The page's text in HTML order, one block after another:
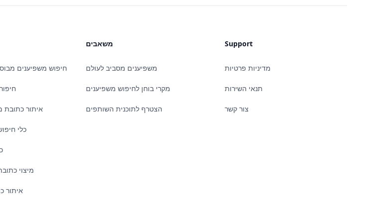
חיפוש משפיענים
איתור כתובת
כלי
מיצוי
איתור
משאבים
משפיענים מסביב לעולם
מקרי בוחן לחיפוש משפיענים
הצטרף לתוכנית השותפים
Support
מדיניות פרטיות
תנאי השירות
צור קשר